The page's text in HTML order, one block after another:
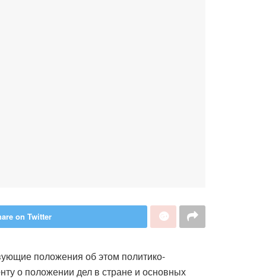
on Twitter
положения об этом политико-
о положении дел в стране и основных